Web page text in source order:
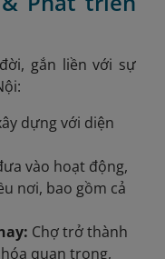
gắn liền với sự
dựng với diện
vào hoạt động,
nơi, bao gồm cả
Chợ trở thành
quan trọng,